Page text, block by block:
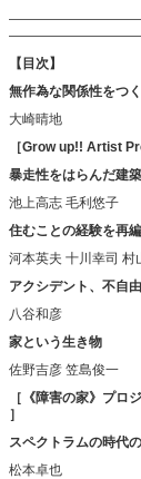
【目次】
無作為な関係性をつ
大崎晴地
［Grow up!! Artist
暴走性をはらんだ建
池上高志 毛利悠子
住むことの経験を再
河本英夫 十川幸司 村
アクシデント、不自
八谷和彦
家という生き物
佐野吉彦 笠島俊一
［《障害の家》プ
］
スペクトラムの時代
松本卓也